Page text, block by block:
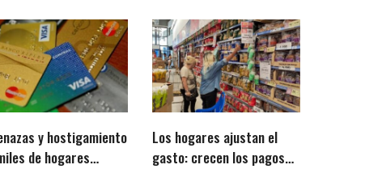
y hostigamiento
de hogares
Los hogares ajustan el
gasto: crecen los pagos